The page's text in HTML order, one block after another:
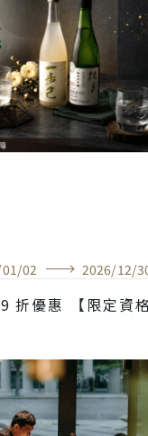
01/02 2026/12/
折優惠 【限定資